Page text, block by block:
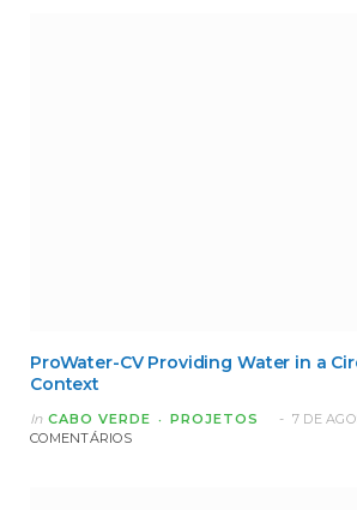
ProWater-CV Providing Water in a
Context
In CABO VERDE PROJETOS 7 DE
COMENTÁRIOS